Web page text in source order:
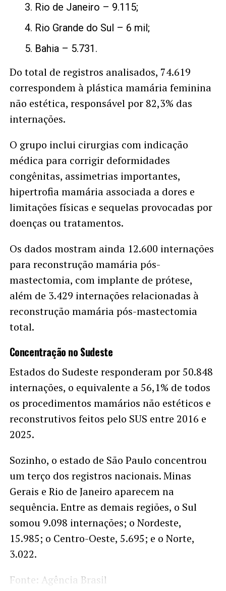
Rio de Janeiro – 9.115;
Rio Grande do Sul – 6 mil;
Bahia – 5.731.
Do total de registros analisados, 74.619
correspondem à plástica mamária feminina
não estética, responsável por 82,3% das
internações.
O grupo inclui cirurgias com indicação
médica para corrigir deformidades
congênitas, assimetrias importantes,
hipertrofia mamária associada a dores e
limitações físicas e sequelas provocadas por
doenças ou tratamentos.
Os dados mostram ainda 12.600 internações
para reconstrução mamária pós-
mastectomia, com implante de prótese,
além de 3.429 internações relacionadas à
reconstrução mamária pós-mastectomia
total.
Concentração no Sudeste
Estados do Sudeste responderam por 50.848
internações, o equivalente a 56,1% de todos
os procedimentos mamários não estéticos e
reconstrutivos feitos pelo SUS entre 2016 e
2025.
Sozinho, o estado de São Paulo concentrou
um terço dos registros nacionais. Minas
Gerais e Rio de Janeiro aparecem na
sequência. Entre as demais regiões, o Sul
somou 9.098 internações; o Nordeste,
15.985; o Centro-Oeste, 5.695; e o Norte,
3.022.
Fonte: Agência Brasil